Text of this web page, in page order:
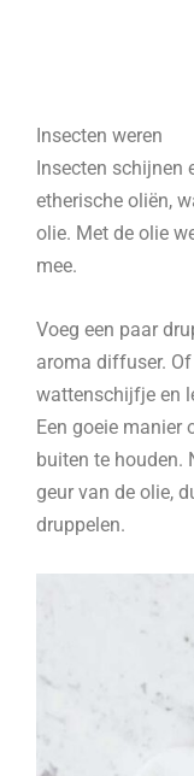
Insecten weren
Insecten schijnen
etherische oliën,
olie. Met de olie
mee.
Voeg een paar
aroma diffuser.
wattenschijfje en
Een goeie manier
buiten te houden.
geur van de olie,
druppelen.